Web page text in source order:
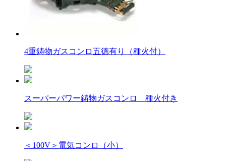
4重鋳物ガスコンロ五徳有り（種火付）
スーパーパワー鋳物ガスコンロ 種火付き
＜100V＞電気コンロ（小）